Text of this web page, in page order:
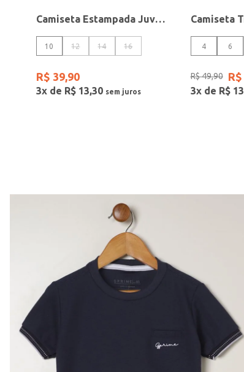
Camiseta Estampada Juvenil Para Menino - VERDE/PRETO
10 12 14 16
R$ 39,90
3x de R$ 13,30
4 6
R$49,90 R$
3x de R$ 13